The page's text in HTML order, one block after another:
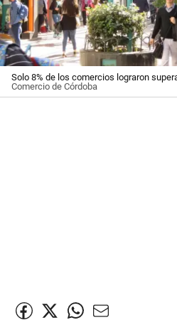
Solo 8% de los comercios lograron
Comercio de Córdoba